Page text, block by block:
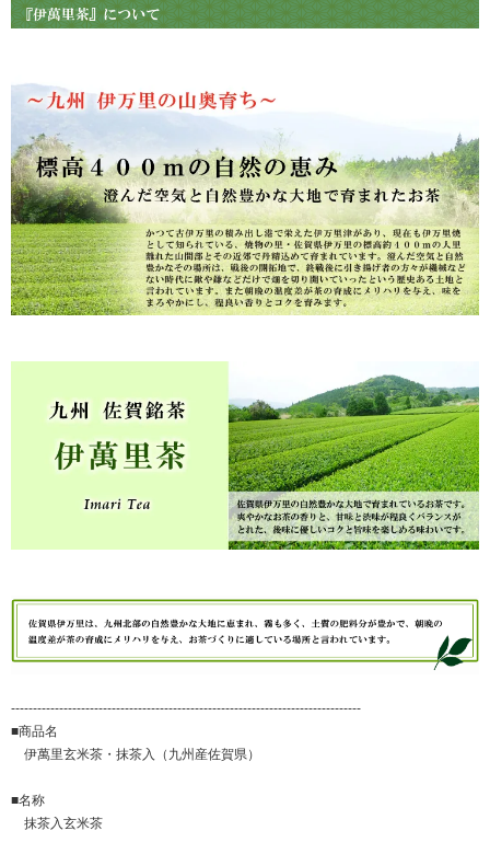
--------------------------------------------------------------------------------
■商品名
伊萬里玄米茶・抹茶入（九州産佐賀県）
■名称
抹茶入玄米茶